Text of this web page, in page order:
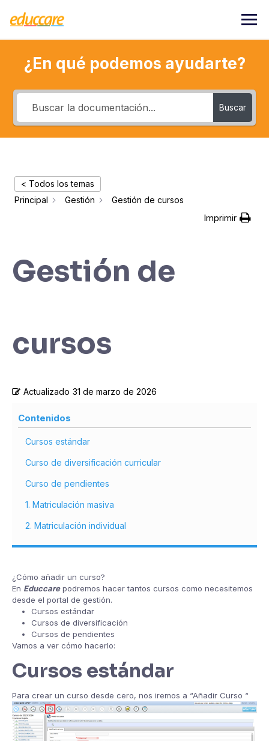
contenido
¿En qué podemos ayudarte?
Buscar
< Todos los temas
Principal
Gestión Gestión de cursos
Imprimir
Gestión de
cursos
Actualizado 31 de marzo de 2026
Contenidos
Cursos estándar
Curso de diversificación curricular
Curso de pendientes
1. Matriculación masiva
2. Matriculación individual
¿Cómo añadir un curso?
En Educcarepodremos hacer tantos cursos como necesitemos
desde el portal de gestión.
Cursos estándar
Cursos de diversificación
Cursos de pendientes
Vamos a ver cómo hacerlo:
Cursos estándar
Para crear un curso desde cero, nos iremos a “Añadir Curso “